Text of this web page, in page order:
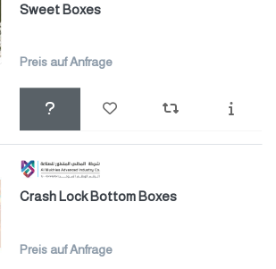
Sweet Boxes
Preis auf Anfrage
Crash Lock Bottom Boxes
Preis auf Anfrage